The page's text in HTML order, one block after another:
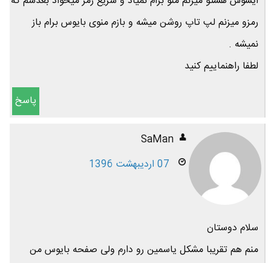
رمزو میزنم لپ تاپ روشن میشه و بازم منوی بایوس برام باز
نمیشه .
لطفا راهنماییم کنید
پاسخ
SaMan
07 اردیبهشت 1396
سلام دوستان
منم هم تقریبا مشکل یاسمین رو دارم ولی صفحه بایوس من